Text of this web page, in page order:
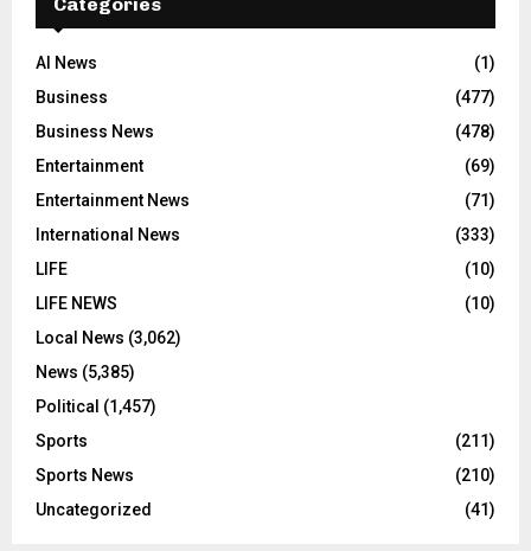
Categories
AI News
(1)
Business
(477)
Business News
(478)
Entertainment
(69)
Entertainment News
(71)
International News
(333)
LIFE
(10)
LIFE NEWS
(10)
Local News (3,062)
News (5,385)
Political (1,457)
Sports
(211)
Sports News
(210)
Uncategorized
(41)